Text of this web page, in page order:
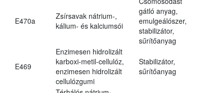
E470a
Zsírsavak nátrium-,
kálium- és kalciumsói
gátló anyag,
emulgeálószer,
stabilizátor,
sűrítőanyag
E469
Enzimesen hidrolizált
karboxi-metil-cellulóz,
enzimesen hidrolizált
cellulózgumi
Stabilizátor,
sűrítőanyag